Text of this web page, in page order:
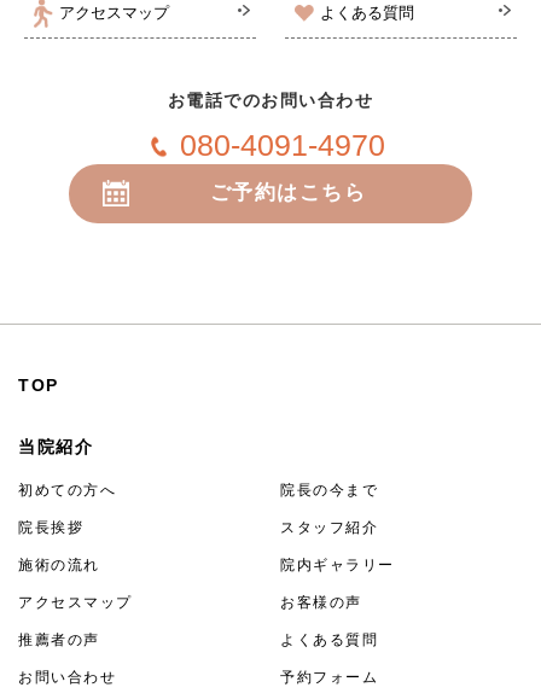
アクセスマップ よくある質問
お電話でのお問い合わせ
080-4091-4970
ご予約はこちら
TOP
当院紹介
初めての方へ 院長の今まで
院長挨拶 スタッフ紹介
施術の流れ 院内ギャラリー
アクセスマップ お客様の声
推薦者の声 よくある質問
お問い合わせ 予約フォーム